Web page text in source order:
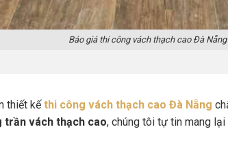
Báo giá thi công vách thạch cao Đà Nẵng
thiết kếthi công vách thạch cao Đà Nẵng
trần vách thạch cao, chúng tôi tự tin mang